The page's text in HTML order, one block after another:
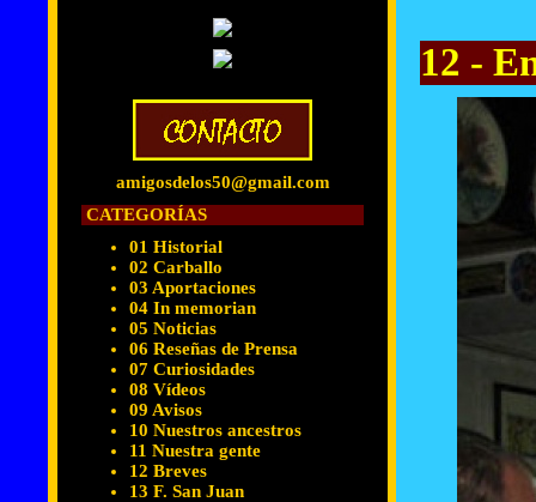
amigosdelos50@gmail.com
CATEGORÍAS
01 Historial
02 Carballo
03 Aportaciones
04 In memorian
05 Noticias
06 Reseñas de Prensa
07 Curiosidades
08 Vídeos
09 Avisos
10 Nuestros ancestros
11 Nuestra gente
12 Breves
13 F. San Juan
12 -